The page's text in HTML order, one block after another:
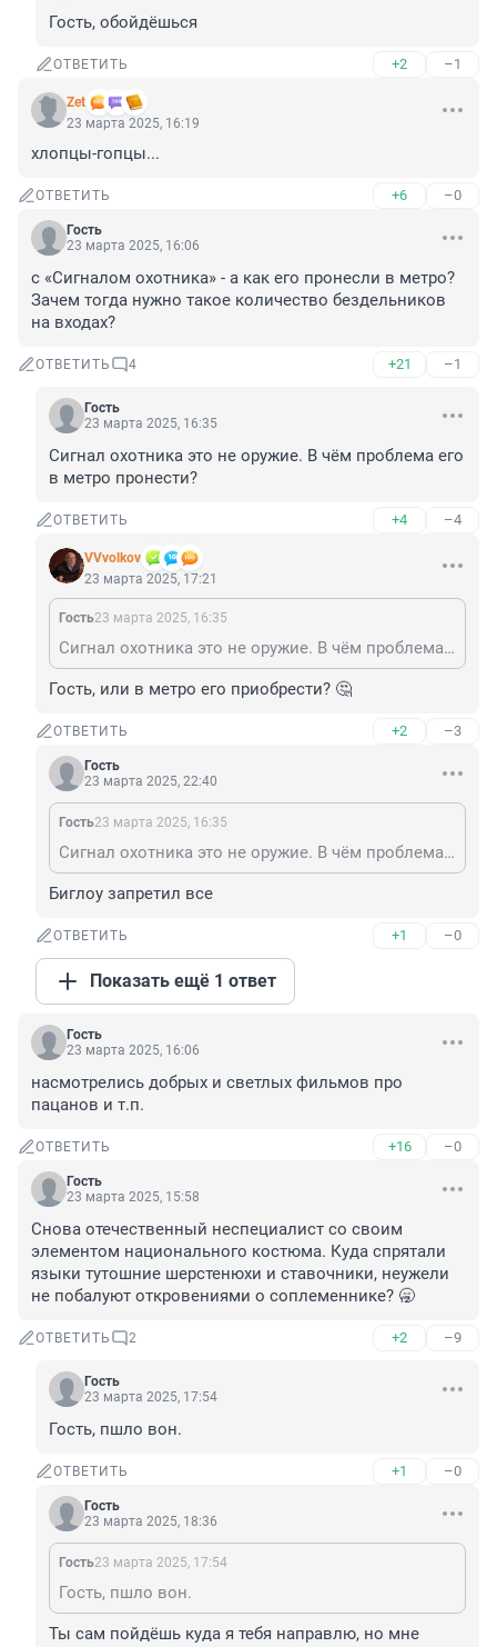
Гость, обойдёшься
ОТВЕТИТЬ +2 –1
Zet
23 марта 2025, 16:19
хлопцы-гопцы...
ОТВЕТИТЬ +6 –0
Гость
23 марта 2025, 16:06
с «Сигналом охотника» - а как его пронесли в метро?
Зачем тогда нужно такое количество бездельников
на входах?
ОТВЕТИТЬ 4 +21 –1
Гость
23 марта 2025, 16:35
Сигнал охотника это не оружие. В чём проблема его
в метро пронести?
ОТВЕТИТЬ +4 –4
VVvolkov
23 марта 2025, 17:21
Гость23 марта 2025, 16:35
Сигнал охотника это не оружие. В чём проблема его в метро пронести?
Гость, или в метро его приобрести? 🤔
ОТВЕТИТЬ +2 –3
Гость
23 марта 2025, 22:40
Гость23 марта 2025, 16:35
Сигнал охотника это не оружие. В чём проблема его в метро пронести?
Биглоу запретил все
ОТВЕТИТЬ +1 –0
Показать ещё 1 ответ
Гость
23 марта 2025, 16:06
насмотрелись добрых и светлых фильмов про
пацанов и т.п.
ОТВЕТИТЬ +16 –0
Гость
23 марта 2025, 15:58
Снова отечественный неспециалист со своим
элементом национального костюма. Куда спрятали
языки тутошние шерстенюхи и ставочники, неужели
не побалуют откровениями о соплеменнике? 🥱
ОТВЕТИТЬ 2 +2 –9
Гость
23 марта 2025, 17:54
Гость, пшло вон.
ОТВЕТИТЬ +1 –0
Гость
23 марта 2025, 18:36
Гость23 марта 2025, 17:54
Гость, пшло вон.
Ты сам пойдёшь куда я тебя направлю, но мне